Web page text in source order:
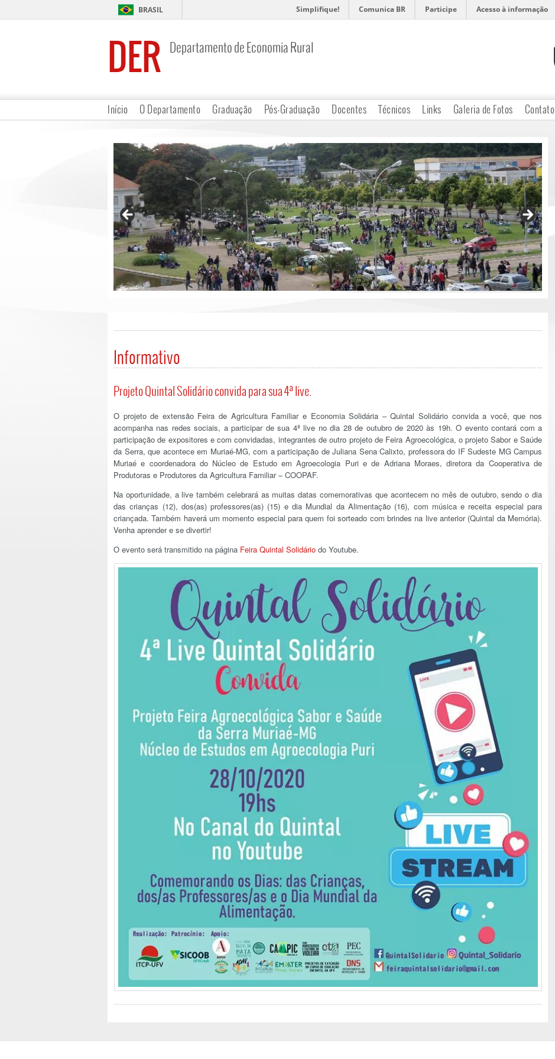
BRASIL Simplifique! Comunica BR Participe Acesso à informação
DER Departamento de Economia Rural
Início O Departamento Graduação Pós-Graduação Docentes Técnicos Links Galeria de Fotos Contato
Informativo
Projeto Quintal Solidário convida para sua 4ª live.
O projeto de extensão Feira de Agricultura Familiar e Economia Solidária – Quintal Solidário convida a você, que nos
acompanha nas redes sociais, a participar de sua 4ª live no dia 28 de outubro de 2020 às 19h. O evento contará com a
participação de expositores e com convidadas, integrantes de outro projeto de Feira Agroecológica, o projeto Sabor e Saúde
da Serra, que acontece em Muriaé-MG, com a participação de Juliana Sena Calixto, professora do IF Sudeste MG Campus
Muriaé e coordenadora do Núcleo de Estudo em Agroecologia Puri e de Adriana Moraes, diretora da Cooperativa de
Produtoras e Produtores da Agricultura Familiar – COOPAF.
Na oportunidade, a live também celebrará as muitas datas comemorativas que acontecem no mês de outubro, sendo o dia
das crianças (12), dos(as) professores(as) (15) e dia Mundial da Alimentação (16), com música e receita especial para
criançada. Também haverá um momento especial para quem foi sorteado com brindes na live anterior (Quintal da Memória).
Venha aprender e se divertir!
O evento será transmitido na página Feira Quintal Solidário do Youtube.